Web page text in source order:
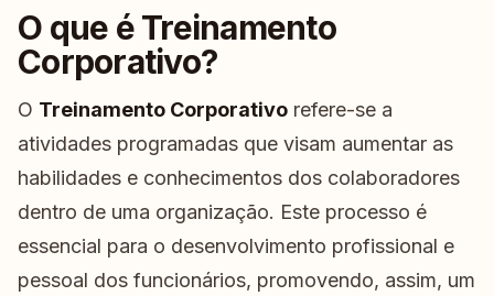
O que é Treinamento
Corporativo?
O Treinamento Corporativo refere-se a
atividades programadas que visam aumentar as
habilidades e conhecimentos dos colaboradores
dentro de uma organização. Este processo é
essencial para o desenvolvimento profissional e
pessoal dos funcionários, promovendo, assim, um